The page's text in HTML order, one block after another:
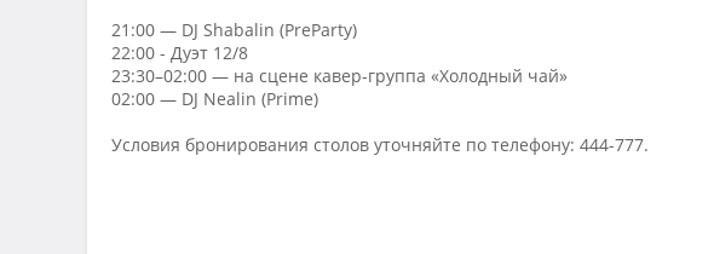
21:00 — DJ Shabalin (PreParty)
22:00 - Дуэт 12/8
23:30–02:00 — на сцене кавер-группа «Холодный чай»
02:00 — DJ Nealin (Prime)
Условия бронирования столов уточняйте по телефону: 444-777.